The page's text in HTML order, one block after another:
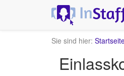
Sie sind hier: